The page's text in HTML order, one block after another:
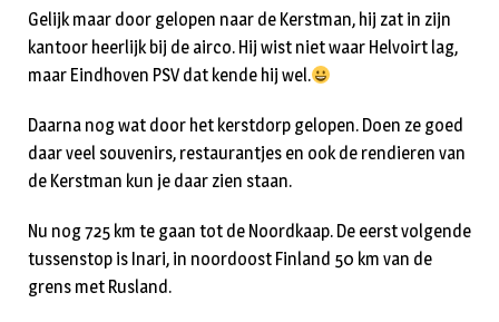
Gelijk maar door gelopen naar de Kerstman, hij zat in zijn
kantoor heerlijk bij de airco. Hij wist niet waar Helvoirt lag,
maar Eindhoven PSV dat kende hij wel.
Daarna nog wat door het kerstdorp gelopen. Doen ze goed
daar veel souvenirs, restaurantjes en ook de rendieren van
de Kerstman kun je daar zien staan.
Nu nog 725 km te gaan tot de Noordkaap. De eerst volgende
tussenstop is Inari, in noordoost Finland 50 km van de
grens met Rusland.